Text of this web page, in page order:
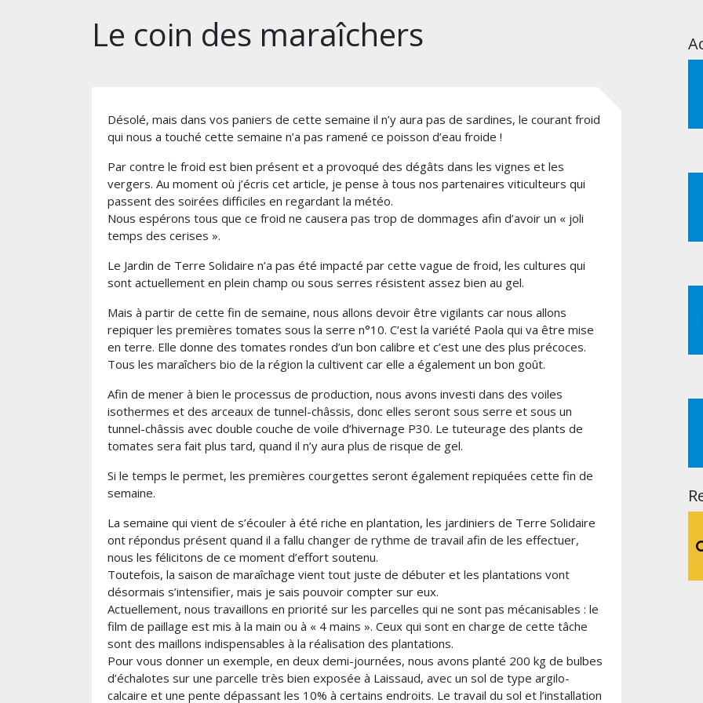
Le coin des maraîchers
Désolé, mais dans vos paniers de cette semaine il n’y aura pas de sardines, le courant froid
qui nous a touché cette semaine n’a pas ramené ce poisson d’eau froide !
Par contre le froid est bien présent et a provoqué des dégâts dans les vignes et les
vergers. Au moment où j’écris cet article, je pense à tous nos partenaires viticulteurs qui
passent des soirées difficiles en regardant la météo.
Nous espérons tous que ce froid ne causera pas trop de dommages afin d’avoir un « joli
temps des cerises ».
Le Jardin de Terre Solidaire n’a pas été impacté par cette vague de froid, les cultures qui
sont actuellement en plein champ ou sous serres résistent assez bien au gel.
Mais à partir de cette fin de semaine, nous allons devoir être vigilants car nous allons
repiquer les premières tomates sous la serre n°10. C’est la variété Paola qui va être mise
en terre. Elle donne des tomates rondes d’un bon calibre et c’est une des plus précoces.
Tous les maraîchers bio de la région la cultivent car elle a également un bon goût.
Afin de mener à bien le processus de production, nous avons investi dans des voiles
isothermes et des arceaux de tunnel-châssis, donc elles seront sous serre et sous un
tunnel-châssis avec double couche de voile d’hivernage P30. Le tuteurage des plants de
tomates sera fait plus tard, quand il n’y aura plus de risque de gel.
Si le temps le permet, les premières courgettes seront également repiquées cette fin de
semaine.
La semaine qui vient de s’écouler à été riche en plantation, les jardiniers de Terre Solidaire
ont répondus présent quand il a fallu changer de rythme de travail afin de les effectuer,
nous les félicitons de ce moment d’effort soutenu.
Toutefois, la saison de maraîchage vient tout juste de débuter et les plantations vont
désormais s’intensifier, mais je sais pouvoir compter sur eux.
Actuellement, nous travaillons en priorité sur les parcelles qui ne sont pas mécanisables : le
film de paillage est mis à la main ou à « 4 mains ». Ceux qui sont en charge de cette tâche
sont des maillons indispensables à la réalisation des plantations.
Pour vous donner un exemple, en deux demi-journées, nous avons planté 200 kg de bulbes
d’échalotes sur une parcelle très bien exposée à Laissaud, avec un sol de type argilo-
calcaire et une pente dépassant les 10% à certains endroits. Le travail du sol et l’installation